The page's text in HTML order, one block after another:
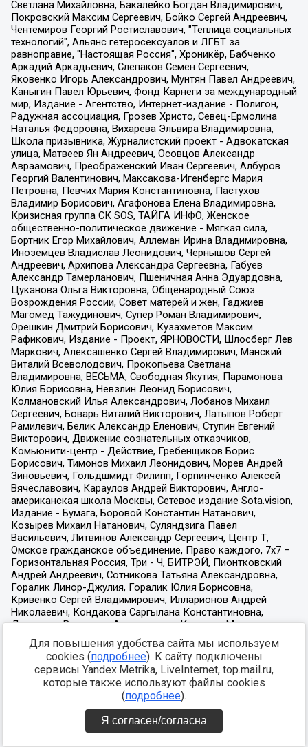
Для повышения удобства сайта мы используем
cookies (подробнее). К сайту подключены
сервисы Yandex.Metrika, LiveInternet, top.mail.ru,
которые также используют файлы cookies
(подробнее).
Я согласен/согласна